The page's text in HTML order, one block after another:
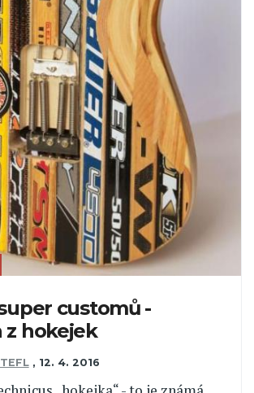
customů -
z hokejek
, 12. 4. 2016